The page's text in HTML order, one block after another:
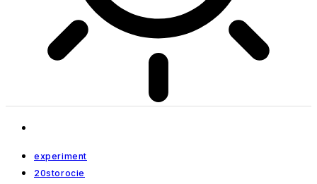
experiment
20storocie